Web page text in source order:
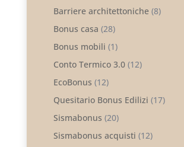
Barriere architettoniche(8)
Bonus casa (28)
Bonus mobili (1)
Conto Termico 3.0(12)
EcoBonus (12)
Quesitario Bonus Edilizi (17)
Sismabonus (20)
Sismabonus acquisti (12)